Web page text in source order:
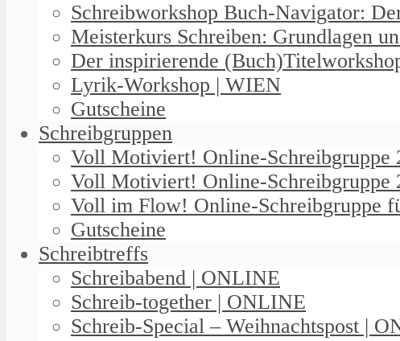
Schreibworkshop Buch-Navigator:
Meisterkurs Schreiben: Grundlagen
Der inspirierende
Lyrik-Workshop | WIEN
Gutscheine
Schreibgruppen
Voll Motiviert! Online-Schreibgruppe
Voll Motiviert! Online-Schreibgruppe
Voll im Flow! Online-Schreibgruppe
Gutscheine
Schreibtreffs
Schreibabend | ONLINE
Schreib-together | ONLINE
Schreib-Special – Weihnachtspost |